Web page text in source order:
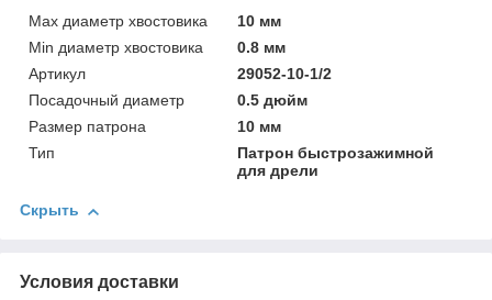
Max диаметр хвостовика
10 мм
Min диаметр хвостовика
0.8 мм
Артикул
29052-10-1/2
Посадочный диаметр
0.5 дюйм
Размер патрона
10 мм
Тип
Патрон быстрозажимной
для дрели
Скрыть
Условия доставки